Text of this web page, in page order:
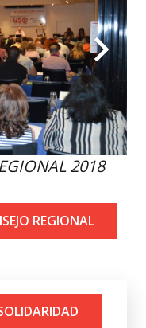
2018
REGIONAL